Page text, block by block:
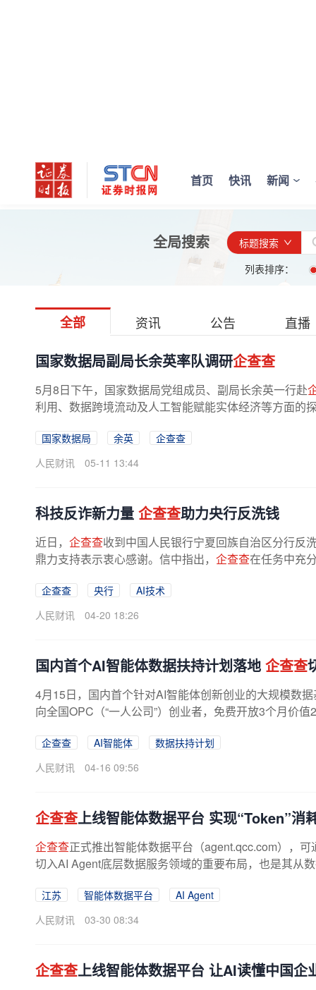
首页 快讯 新闻
全局搜索
标题搜索
列表排序：
全部 资讯 公告 直播
国家数据局副局长余英率队调研企查查
5月8日下午，国家数据局党组成员、副局长余英一行赴
利用、数据跨境流动及人工智能赋能实体经济等方面的
国家数据局 余英
企查查
人民财讯
05-11 13:44
科技反诈新力量 企查查助力央行反洗钱
近日， 企查查收到中国人民银行宁夏回族自治区分行反
鼎力支持表示衷心感谢。信中指出， 企查查在任务中充
企查查 央行
AI技术
人民财讯
04-20 18:26
国内首个AI智能体数据扶持计划落地 企查查
4月15日，国内首个针对AI智能体创新创业的大规模数
向全国OPC（“一人公司”）创业者，免费开放3个月价
企查查 AI智能体
数据扶持计划
人民财讯
04-16 09:56
企查查上线智能体数据平台 实现“Token”消
企查查正式推出智能体数据平台（agent.qcc.com），
切入AI Agent底层数据服务领域的重要布局，也是其从
江苏 智能体数据平台
AI Agent
人民财讯
03-30 08:34
企查查上线智能体数据平台 让AI读懂中国企